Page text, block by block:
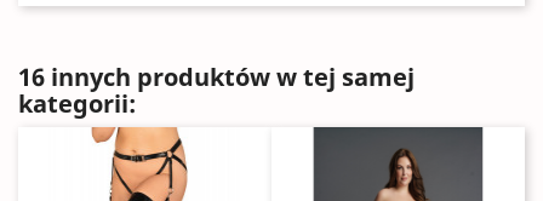
16 innych produktów w tej samej
kategorii: